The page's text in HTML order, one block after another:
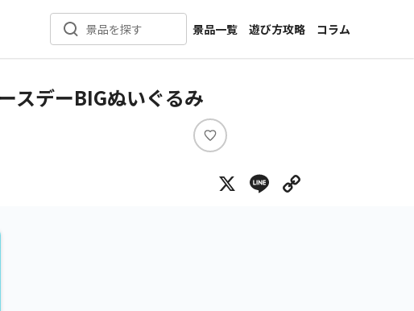
景品を探す
景品一覧
新着景品
カテゴリ一覧
メーカー一覧
遊び方攻略
コラム
インタビュー
スデーBIGぬいぐるみ
い
ね
X Line